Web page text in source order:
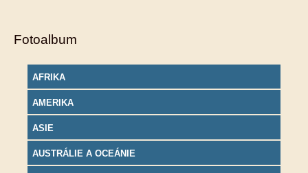
Fotoalbum
AFRIKA
AMERIKA
ASIE
AUSTRÁLIE A OCEÁNIE